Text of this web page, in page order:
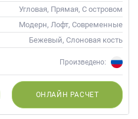
Угловая, Прямая, С островом
Модерн, Лофт, Современные
Бежевый, Слоновая кость
Произведено:
ОНЛАЙН РАСЧЕТ